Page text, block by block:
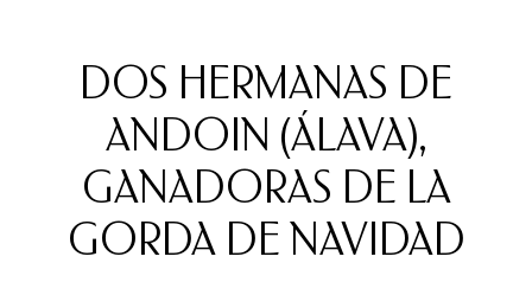
DOS HERMANAS DE
ANDOIN (ÁLAVA),
GANADORAS DE LA
GORDA DE NAVIDAD